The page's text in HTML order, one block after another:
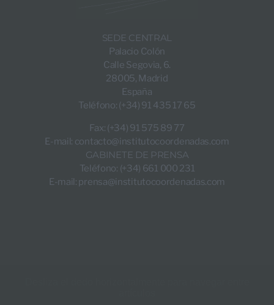
SEDE CENTRAL
Palacio Colón
Calle Segovia, 6.
28005, Madrid
España
Teléfono: (+34) 91 435 17 65
Fax: (+34) 91 575 89 77
E-mail: contacto@institutocoordenadas.com
GABINETE DE PRENSA
Teléfono: (+34) 661 000 231
E-mail: prensa@institutocoordenadas.com